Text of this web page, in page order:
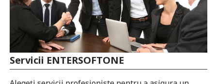
Servicii ENTERSOFTONE